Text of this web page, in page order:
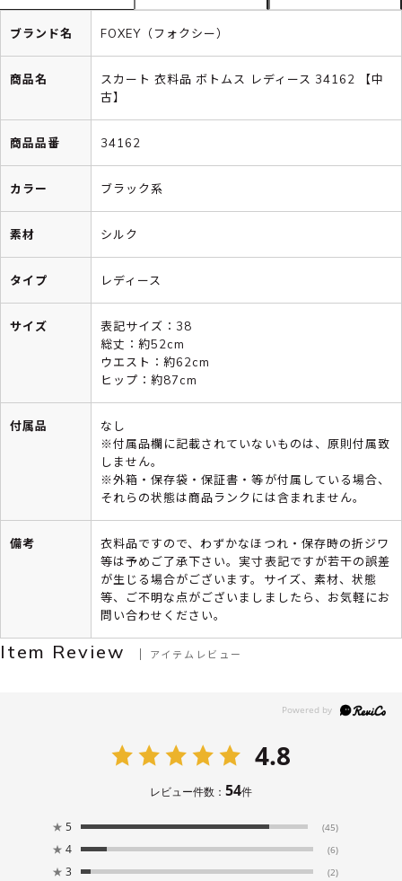
ブランド名 FOXEY（フォクシー）
商品名
スカート 衣料品 ボトムス レディース 34162 【中
古】
商品品番 34162
カラー ブラック系
素材 シルク
タイプ レディース
サイズ
表記サイズ：38
総丈：約52cm
ウエスト：約62cm
ヒップ：約87cm
付属品
なし
※付属品欄に記載されていないものは、原則付属致
しません。
※外箱・保存袋・保証書・等が付属している場合、
それらの状態は商品ランクには含まれません。
備考
衣料品ですので、わずかなほつれ・保存時の折ジワ
等は予めご了承下さい。実寸表記ですが若干の誤差
が生じる場合がございます。サイズ、素材、状態
等、ご不明な点がございましましたら、お気軽にお
問い合わせください。
Item Review アイテムレビュー
4.8
レビュー件数： 54件
★ 5 (45)
★ 4 (6)
★ 3 (2)